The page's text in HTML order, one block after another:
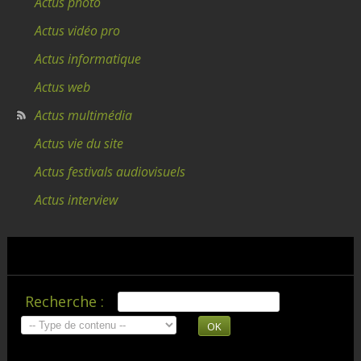
Actus vidéo pro
Actus informatique
Actus web
Actus multimédia
Actus vie du site
Actus festivals audiovisuels
Actus interview
Recherche :
OK